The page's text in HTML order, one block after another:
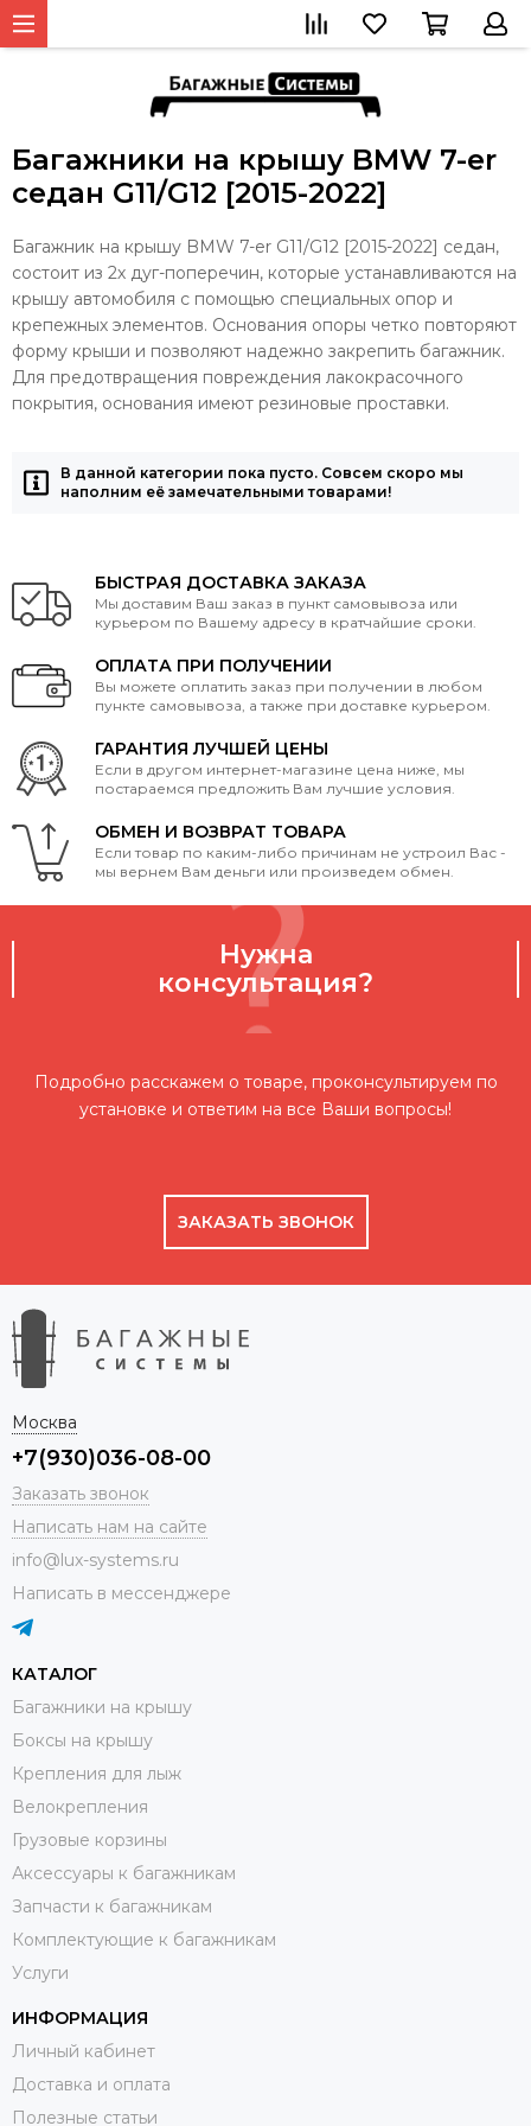
Багажники на крышу BMW 7-er
седан G11/G12 [2015-2022]
Багажник на крышу BMW 7-er G11/G12 [2015-2022] седан,
состоит из 2х дуг-поперечин, которые устанавливаются на
крышу автомобиля с помощью специальных опор и
крепежных элементов. Основания опоры четко повторяют
форму крыши и позволяют надежно закрепить багажник.
Для предотвращения повреждения лакокрасочного
покрытия, основания имеют резиновые проставки.
В данной категории пока пусто. Совсем скоро мы
наполним её замечательными товарами!
БЫСТРАЯ ДОСТАВКА ЗАКАЗА
Мы доставим Ваш заказ в пункт самовывоза или
курьером по Вашему адресу в кратчайшие сроки.
ОПЛАТА ПРИ ПОЛУЧЕНИИ
Вы можете оплатить заказ при получении в любом
пункте самовывоза, а также при доставке курьером.
ГАРАНТИЯ ЛУЧШЕЙ ЦЕНЫ
Если в другом интернет-магазине цена ниже, мы
постараемся предложить Вам лучшие условия.
ОБМЕН И ВОЗВРАТ ТОВАРА
Если товар по каким-либо причинам не устроил Вас -
мы вернем Вам деньги или произведем обмен.
Нужна
консультация?
Подробно расскажем о товаре, проконсультируем по
установке и ответим на все Ваши вопросы!
ЗАКАЗАТЬ ЗВОНОК
Москва
+7(930)036-08-00
Заказать звонок
Написать нам на сайте
info@lux-systems.ru
Написать в мессенджере
КАТАЛОГ
Багажники на крышу
Боксы на крышу
Крепления для лыж
Велокрепления
Грузовые корзины
Аксессуары к багажникам
Запчасти к багажникам
Комплектующие к багажникам
Услуги
ИНФОРМАЦИЯ
Личный кабинет
Доставка и оплата
Полезные статьи